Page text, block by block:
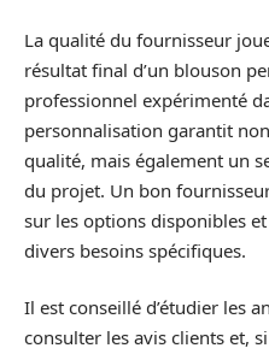
La qualité du fournisseur
résultat final d’un blouson
professionnel expérimenté
personnalisation garantit
qualité, mais également un
du projet. Un bon
sur les options disponibles
divers besoins spécifiques.
Il est conseillé d’étudier les
consulter les avis clients et,